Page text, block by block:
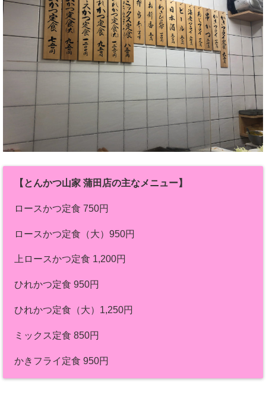
【とんかつ山家 蒲田店の主なメニュー】
ロースかつ定食 750円
ロースかつ定食（大）950円
上ロースかつ定食 1,200円
ひれかつ定食 950円
ひれかつ定食（大）1,250円
ミックス定食 850円
かきフライ定食 950円